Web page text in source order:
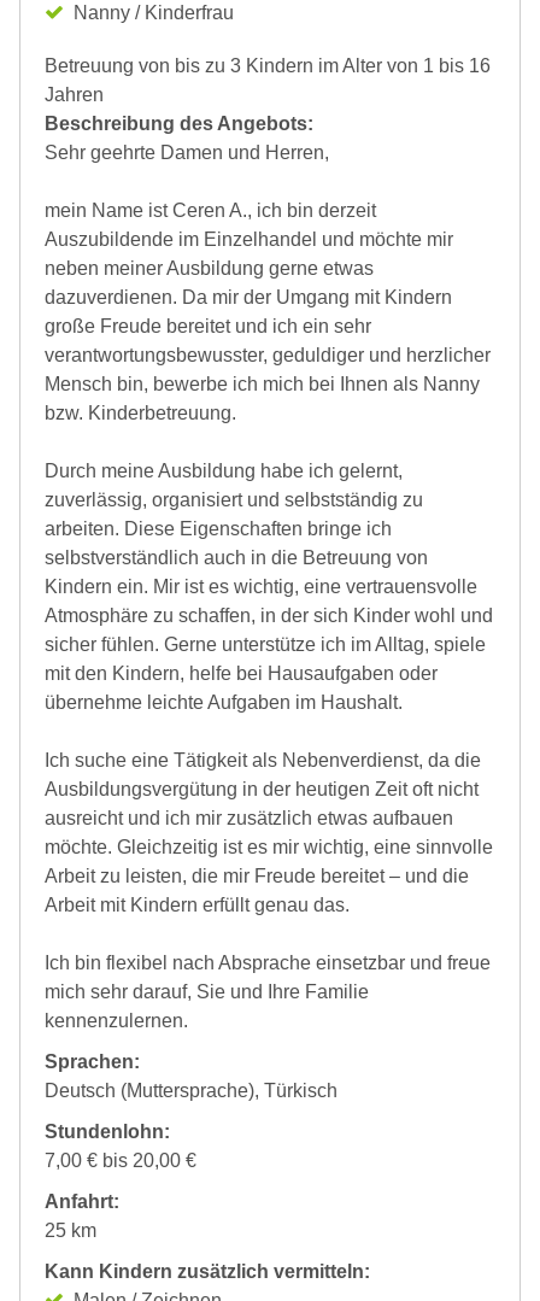
Nanny / Kinderfrau
Betreuung von bis zu 3 Kindern im Alter von 1 bis 16
Jahren
Beschreibung des Angebots:
Sehr geehrte Damen und Herren,
mein Name ist Ceren A., ich bin derzeit
Auszubildende im Einzelhandel und möchte mir
neben meiner Ausbildung gerne etwas
dazuverdienen. Da mir der Umgang mit Kindern
große Freude bereitet und ich ein sehr
verantwortungsbewusster, geduldiger und herzlicher
Mensch bin, bewerbe ich mich bei Ihnen als Nanny
bzw. Kinderbetreuung.
Durch meine Ausbildung habe ich gelernt,
zuverlässig, organisiert und selbstständig zu
arbeiten. Diese Eigenschaften bringe ich
selbstverständlich auch in die Betreuung von
Kindern ein. Mir ist es wichtig, eine vertrauensvolle
Atmosphäre zu schaffen, in der sich Kinder wohl und
sicher fühlen. Gerne unterstütze ich im Alltag, spiele
mit den Kindern, helfe bei Hausaufgaben oder
übernehme leichte Aufgaben im Haushalt.
Ich suche eine Tätigkeit als Nebenverdienst, da die
Ausbildungsvergütung in der heutigen Zeit oft nicht
ausreicht und ich mir zusätzlich etwas aufbauen
möchte. Gleichzeitig ist es mir wichtig, eine sinnvolle
Arbeit zu leisten, die mir Freude bereitet – und die
Arbeit mit Kindern erfüllt genau das.
Ich bin flexibel nach Absprache einsetzbar und freue
mich sehr darauf, Sie und Ihre Familie
kennenzulernen.
Sprachen:
Deutsch (Muttersprache), Türkisch
Stundenlohn:
7,00 € bis 20,00 €
Anfahrt:
25 km
Kann Kindern zusätzlich vermitteln: